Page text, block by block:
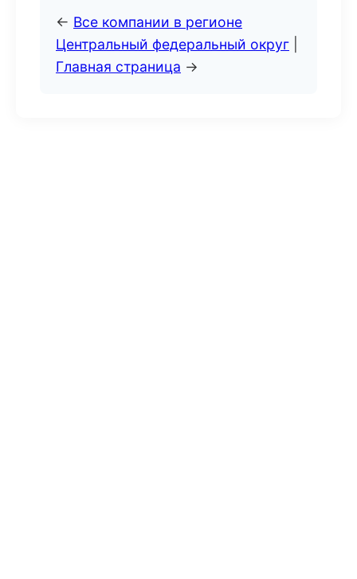
← Все компании в регионе
Центральный федеральный округ
Главная страница →